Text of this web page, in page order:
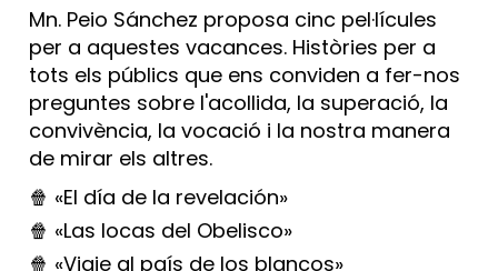
Mn. Peio Sánchez proposa cinc pel·lícules
per a aquestes vacances. Històries per a
tots els públics que ens conviden a fer-nos
preguntes sobre l'acollida, la superació, la
convivència, la vocació i la nostra manera
de mirar els altres.
🍿 «El día de la revelación»
🍿 «Las locas del Obelisco»
🍿 «Viaje al país de los blancos»